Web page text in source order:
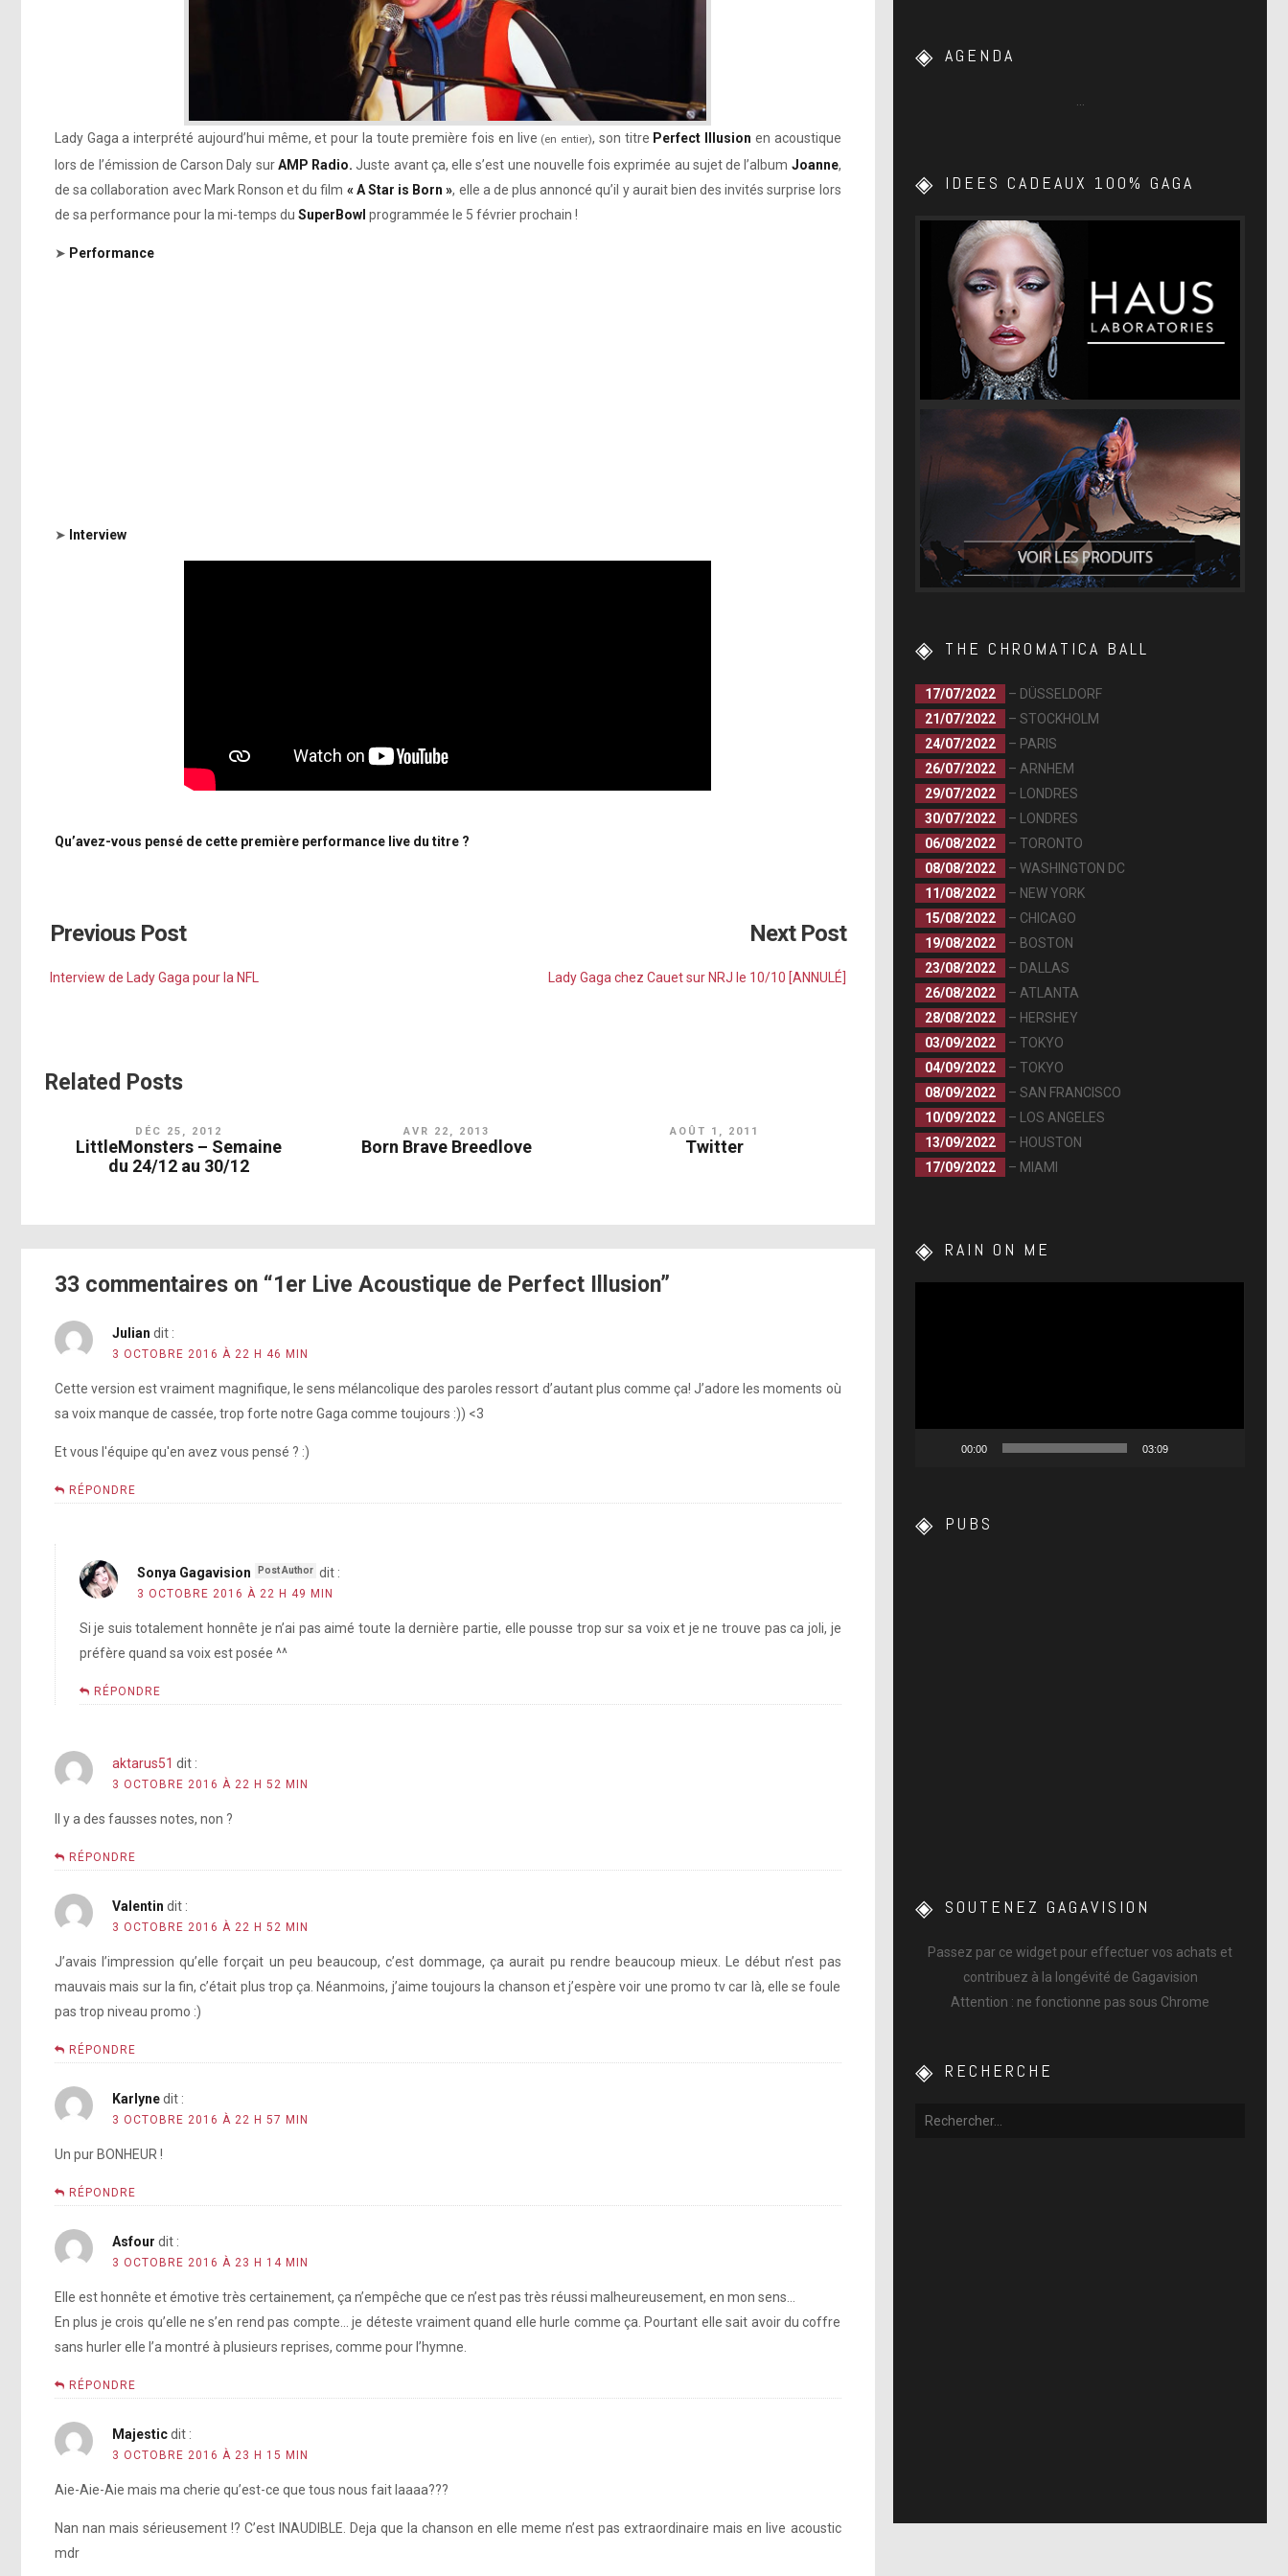
Lady Gaga a interprété aujourd’hui même, et pour la toute première fois en live (en entier), son titre Perfect Illusion en acoustique
lors de l’émission de Carson Daly surAMP Radio. Juste avant ça, elle s’est une nouvelle fois exprimée au sujet de l’album Joanne,
de sa collaboration avec Mark Ronson et du film « A Star is Born », elle a de plus annoncé qu’il y aurait bien des invités surprise lors
de sa performance pour la mi-temps du SuperBowl programmée le 5 février prochain !
➤ Performance
➤ Interview
Qu’avez-vous pensé de cette première performance live du titre ?
Previous Post
Interview de Lady Gaga pour la NFL
Next Post
Lady Gaga chez Cauet sur NRJ le 10/10 [ANNULÉ]
Related Posts
DÉC 25, 2012
LittleMonsters – Semaine
du 24/12 au 30/12
AVR 22, 2013
Born Brave Breedlove
AOÛT 1, 2011
Twitter
33 commentaires on “1er Live Acoustique de Perfect Illusion”
Julian dit :
3 OCTOBRE 2016 À 22 H 46 MIN
Cette version est vraiment magnifique, le sens mélancolique des paroles ressort d’autant plus comme ça! J’adore les moments où
sa voix manque de cassée, trop forte notre Gaga comme toujours :)) <3
Et vous l'équipe qu'en avez vous pensé ? :)
RÉPONDRE
Sonya Gagavision dit :
3 OCTOBRE 2016 À 22 H 49 MIN
Si je suis totalement honnête je n’ai pas aimé toute la dernière partie, elle pousse trop sur sa voix et je ne trouve pas ca joli, je
préfère quand sa voix est posée ^^
RÉPONDRE
aktarus51 dit :
3 OCTOBRE 2016 À 22 H 52 MIN
Il y a des fausses notes, non ?
RÉPONDRE
Valentin dit :
3 OCTOBRE 2016 À 22 H 52 MIN
J’avais l’impression qu’elle forçait un peu beaucoup, c’est dommage, ça aurait pu rendre beaucoup mieux. Le début n’est pas
mauvais mais sur la fin, c’était plus trop ça. Néanmoins, j’aime toujours la chanson et j’espère voir une promo tv car là, elle se foule
pas trop niveau promo :)
RÉPONDRE
Karlynedit :
3 OCTOBRE 2016 À 22 H 57 MIN
Un pur BONHEUR !
RÉPONDRE
Asfour dit :
3 OCTOBRE 2016 À 23 H 14 MIN
Elle est honnête et émotive très certainement, ça n’empêche que ce n’est pas très réussi malheureusement, en mon sens…
En plus je crois qu’elle ne s’en rend pas compte… je déteste vraiment quand elle hurle comme ça. Pourtant elle sait avoir du coffre
sans hurler elle l’a montré à plusieurs reprises, comme pour l’hymne.
RÉPONDRE
Majesticdit :
3 OCTOBRE 2016 À 23 H 15 MIN
Aie-Aie-Aie mais ma cherie qu’est-ce que tous nous fait laaaa???
Nan nan mais sérieusement !? C’est INAUDIBLE. Deja que la chanson en elle meme n’est pas extraordinaire mais en live acoustic
mdr
AGENDA
IDEES CADEAUX 100% GAGA
THE CHROMATICA BALL
17/07/2022
– DÜSSELDORF
21/07/2022
– STOCKHOLM
24/07/2022
– PARIS
26/07/2022
– ARNHEM
29/07/2022
– LONDRES
30/07/2022
– LONDRES
06/08/2022
– TORONTO
08/08/2022
– WASHINGTON DC
11/08/2022
– NEW YORK
15/08/2022
– CHICAGO
19/08/2022
– BOSTON
23/08/2022
– DALLAS
26/08/2022
– ATLANTA
28/08/2022
– HERSHEY
03/09/2022
– TOKYO
04/09/2022
– TOKYO
08/09/2022
– SAN FRANCISCO
10/09/2022
– LOS ANGELES
13/09/2022
– HOUSTON
17/09/2022
– MIAMI
RAIN ON ME
00:00 03:09
PUBS
SOUTENEZ GAGAVISION
Passez par ce widget pour effectuer vos achats et
contribuez à la longévité de Gagavision
Attention : ne fonctionne pas sous Chrome
RECHERCHE